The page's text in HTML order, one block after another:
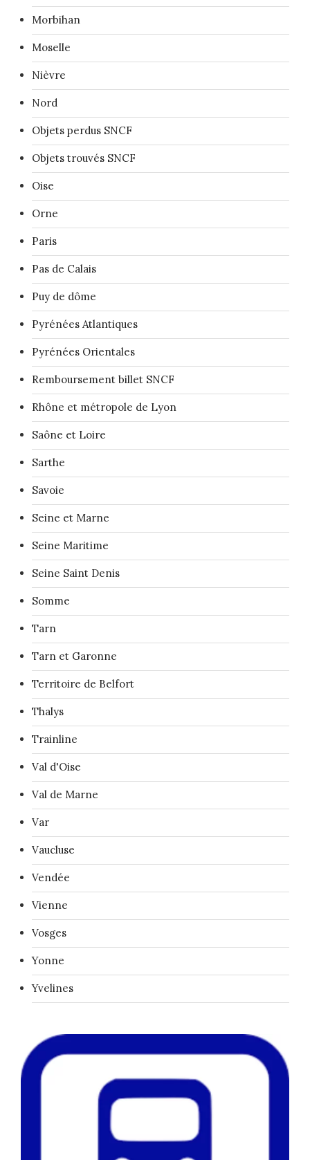
Morbihan
Moselle
Nièvre
Nord
Objets perdus SNCF
Objets trouvés SNCF
Oise
Orne
Paris
Pas de Calais
Puy de dôme
Pyrénées Atlantiques
Pyrénées Orientales
Remboursement billet SNCF
Rhône et métropole de Lyon
Saône et Loire
Sarthe
Savoie
Seine et Marne
Seine Maritime
Seine Saint Denis
Somme
Tarn
Tarn et Garonne
Territoire de Belfort
Thalys
Trainline
Val d'Oise
Val de Marne
Var
Vaucluse
Vendée
Vienne
Vosges
Yonne
Yvelines